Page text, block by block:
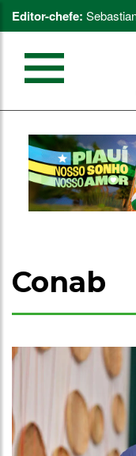
Editor-chefe:
Conab